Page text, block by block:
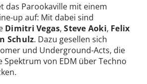
das Parookaville mit einem
up auf: Mit dabei sind
Dimitri Vegas,Steve Aoki, Felix
Schulz. Dazu gesellen sich
und Underground-Acts, die
Spektrum von EDM über Techno